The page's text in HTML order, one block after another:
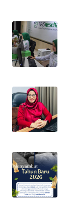
WN
DAIRI
WN
TOBA
WN
NIAS
WN
LANGKAT
WN